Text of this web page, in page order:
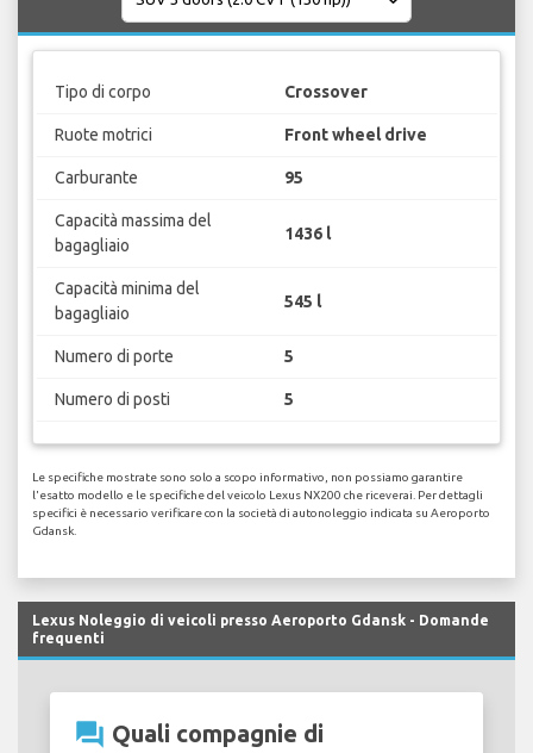
Tipo di corpo Crossover
Ruote motrici Front wheel drive
Carburante 95
Capacità massima del
bagagliaio
1436 l
Capacità minima del
bagagliaio
545 l
Numero di porte 5
Numero di posti 5
Le specifiche mostrate sono solo a scopo informativo, non possiamo garantire
l'esatto modello e le specifiche del veicolo Lexus NX200 che riceverai. Per dettagli
specifici è necessario verificare con la società di autonoleggio indicata su Aeroporto
Gdansk.
Lexus Noleggio di veicoli presso Aeroporto Gdansk - Domande
frequenti
question_answer Quali compagnie di